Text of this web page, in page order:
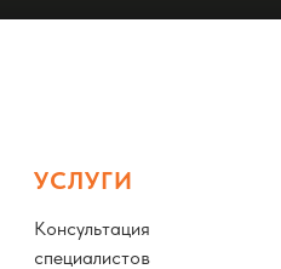
УСЛУГИ
Консультация
специалистов